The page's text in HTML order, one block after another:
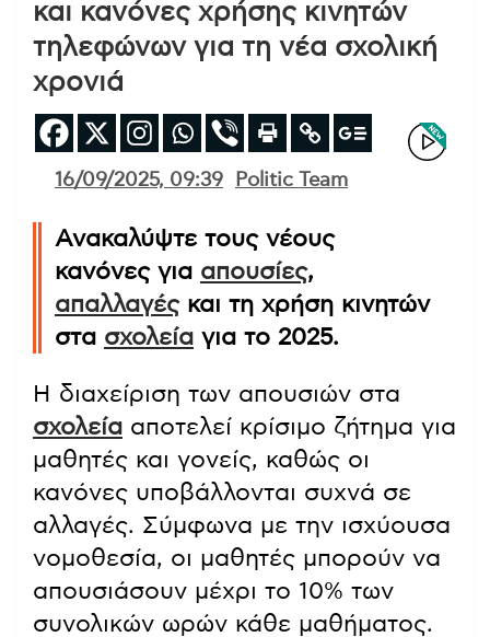
και κανόνες χρήσης κινητών
τηλεφώνων για τη νέα σχολική
χρονιά
16/09/2025, 09:39 Politic Team
Ανακαλύψτε τους νέους
κανόνες για απουσίες,
απαλλαγέςκαι τη χρήση κινητών
στα σχολεία για το 2025.
Η διαχείριση των απουσιών στα
σχολεία αποτελεί κρίσιμο ζήτημα για
μαθητές και γονείς, καθώς οι
κανόνες υποβάλλονται συχνά σε
αλλαγές. Σύμφωνα με την ισχύουσα
νομοθεσία, οι μαθητές μπορούν να
απουσιάσουν μέχρι το 10% των
συνολικών ωρών κάθε μαθήματος.